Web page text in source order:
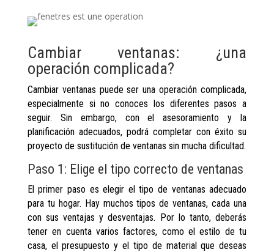
Cambiar ventanas: ¿una
operación complicada?
Cambiar ventanas puede ser una operación complicada,
especialmente si no conoces los diferentes pasos a
seguir. Sin embargo, con el asesoramiento y la
planificación adecuados, podrá completar con éxito su
proyecto de sustitución de ventanas sin mucha dificultad.
Paso 1: Elige el tipo correcto de ventanas
El primer paso es elegir el tipo de ventanas adecuado
para tu hogar. Hay muchos tipos de ventanas, cada una
con sus ventajas y desventajas. Por lo tanto, deberás
tener en cuenta varios factores, como el estilo de tu
casa, el presupuesto y el tipo de material que deseas